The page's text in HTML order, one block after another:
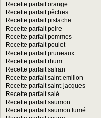
Recette parfait orange
Recette parfait pêches
Recette parfait pistache
Recette parfait poire
Recette parfait pommes
Recette parfait poulet
Recette parfait pruneaux
Recette parfait rhum
Recette parfait safran
Recette parfait saint emilion
Recette parfait saint-jacques
Recette parfait salé
Recette parfait saumon
Recette parfait saumon fumé